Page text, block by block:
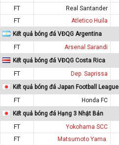
FT
Real Santander
FT
Atletico Huila
Kết quả bóng đá VĐQG Argentina
FT
Arsenal Sarandi
Kết quả bóng đá VĐQG Costa Rica
FT
Dep. Saprissa
Kết quả bóng đá Japan Football League
FT
Honda FC
Kết quả bóng đá Hạng 3 Nhật Bản
FT
Yokohama SCC
FT
Matsumoto Yama.